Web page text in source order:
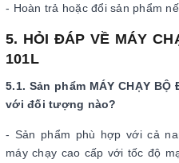
- Hoàn trả hoặc đổi sản phẩm
5. HỎI ĐÁP VỀ MÁY
101L
5.1. Sản phẩm MÁY CHẠY BỘ
với đối tượng nào?
- Sản phẩm phù hợp với cả
máy chạy cao cấp với tốc độ